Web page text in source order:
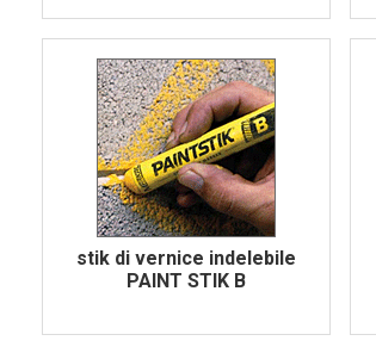
stik di vernice indelebile
PAINT STIK B